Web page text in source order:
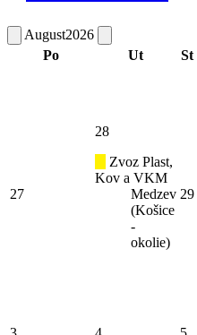
August2026
Po
Ut St
27
28
Zvoz Plast,
Kov a VKM
Medzev
(Košice
-
okolie)
29